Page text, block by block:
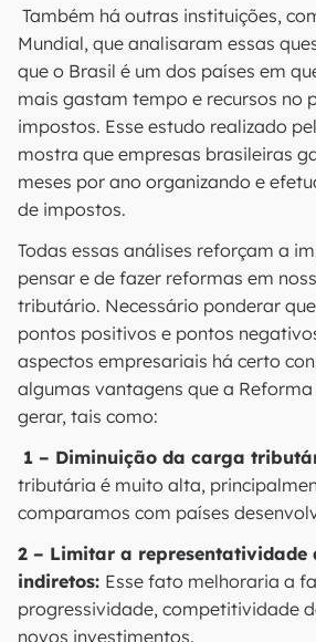
Também há outras instituições,
Mundial, que analisaram essas
que o Brasil é um dos países em
mais gastam tempo e recursos no
impostos. Esse estudo realizado
mostra que empresas brasileiras
meses por ano organizando e
de impostos.
Todas essas análises reforçam a
pensar e de fazer reformas em
tributário. Necessário ponderar
pontos positivos e pontos
aspectos empresariais há certo
algumas vantagens que a
gerar, tais como:
1 – Diminuição da carga
tributária é muito alta,
comparamos com países
2 – Limitar a representatividade
indiretos: Esse fato melhoraria a
progressividade, competitividade
novos investimentos.